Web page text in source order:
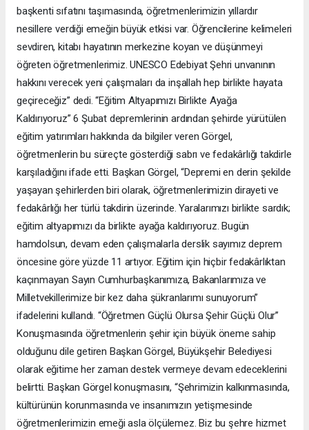
başkenti sıfatını taşımasında, öğretmenlerimizin yıllardır
nesillere verdiği emeğin büyük etkisi var. Öğrencilerine kelimeleri
sevdiren, kitabı hayatının merkezine koyan ve düşünmeyi
öğreten öğretmenlerimiz. UNESCO Edebiyat Şehri unvanının
hakkını verecek yeni çalışmaları da inşallah hep birlikte hayata
geçireceğiz” dedi. “Eğitim Altyapımızı Birlikte Ayağa
Kaldırıyoruz” 6 Şubat depremlerinin ardından şehirde yürütülen
eğitim yatırımları hakkında da bilgiler veren Görgel,
öğretmenlerin bu süreçte gösterdiği sabrı ve fedakârlığı takdirle
karşıladığını ifade etti. Başkan Görgel, “Depremi en derin şekilde
yaşayan şehirlerden biri olarak, öğretmenlerimizin dirayeti ve
fedakârlığı her türlü takdirin üzerinde. Yaralarımızı birlikte sardık;
eğitim altyapımızı da birlikte ayağa kaldırıyoruz. Bugün
hamdolsun, devam eden çalışmalarla derslik sayımız deprem
öncesine göre yüzde 11 artıyor. Eğitim için hiçbir fedakârlıktan
kaçınmayan Sayın Cumhurbaşkanımıza, Bakanlarımıza ve
Milletvekillerimize bir kez daha şükranlarımı sunuyorum”
ifadelerini kullandı. “Öğretmen Güçlü Olursa Şehir Güçlü Olur”
Konuşmasında öğretmenlerin şehir için büyük öneme sahip
olduğunu dile getiren Başkan Görgel, Büyükşehir Belediyesi
olarak eğitime her zaman destek vermeye devam edeceklerini
belirtti. Başkan Görgel konuşmasını, “Şehrimizin kalkınmasında,
kültürünün korunmasında ve insanımızın yetişmesinde
öğretmenlerimizin emeği asla ölçülemez. Biz bu şehre hizmet